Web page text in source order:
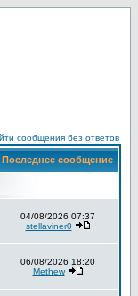
сообщения без ответов
Последнее сообщение
04/08/2026 07:37
stellaviner0
06/08/2026 18:20
Methew